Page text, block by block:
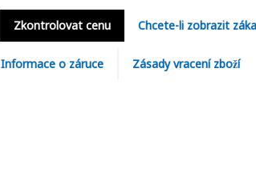
Zkontrolovat cenu Chcete-li zobrazit
Informace o záruce Zásady vracení zboží